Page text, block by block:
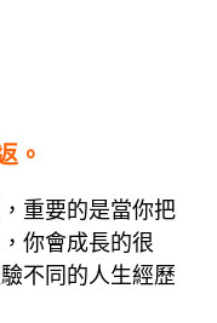
。
重要的是當你把
你會成長的很
不同的人生經歷